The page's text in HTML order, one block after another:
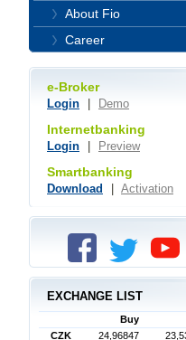
About Fio
Career
e-Broker
Login Demo
Internetbanking
Login Preview
Smartbanking
Download Activation
EXCHANGE LIST
Buy
CZK
24,96847